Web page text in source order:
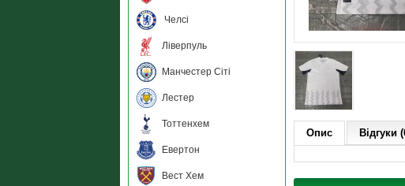
Челсі
Ліверпуль
Манчестер Сіті
Лестер
Тоттенхем
Евертон
Вест Хем
Опис Відгуки